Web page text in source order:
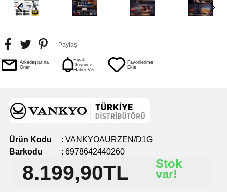
Paylaş
Arkadaşlarına
Öner
Fiyatı
Düşünce
Haber Ver
Favorilerime
Ekle
Ürün Kodu : VANKYOAURZEN/D1G
Barkodu
: 6978642440260
8.199,90TL Stok
var!